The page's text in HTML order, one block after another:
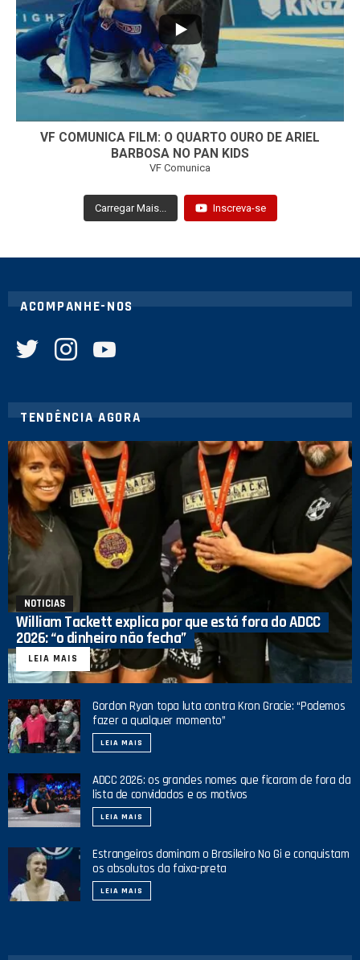
VF COMUNICA FILM: O QUARTO OURO DE ARIEL
BARBOSA NO PAN KIDS
VF Comunica
Carregar Mais... Inscreva-se
ACOMPANHE-NOS
TENDÊNCIA AGORA
NOTICIAS
William Tackett explica por que está fora do ADCC
2026: “o dinheiro não fecha”
LEIA MAIS
Gordon Ryan topa luta contra Kron Gracie: “Podemos
fazer a qualquer momento”
LEIA MAIS
ADCC 2026: os grandes nomes que ficaram de fora da
lista de convidados e os motivos
LEIA MAIS
Estrangeiros dominam o Brasileiro No Gi e conquistam
os absolutos da faixa-preta
LEIA MAIS